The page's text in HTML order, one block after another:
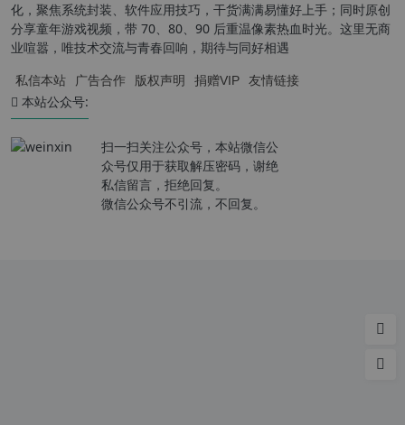
化，聚焦系统封装、软件应用技巧，干货满满易懂好上手；同时原创
分享童年游戏视频，带 70、80、90 后重温像素热血时光。这里无商
业喧嚣，唯技术交流与青春回响，期待与同好相遇
私信本站 广告合作 版权声明 捐赠VIP 友情链接
本站公众号:
扫一扫关注公众号，本站微信公
众号仅用于获取解压密码，谢绝
私信留言，拒绝回复。
微信公众号不引流，不回复。